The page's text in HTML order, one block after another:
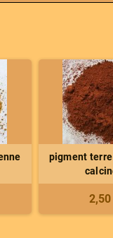
pigment
2,50